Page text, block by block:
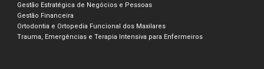
Gestão Estratégica de Negócios e Pessoas
Gestão Financeira
Ortodontia e Ortopedia Funcional dos Maxilares
Trauma, Emergências e Terapia Intensiva para Enfermeiros